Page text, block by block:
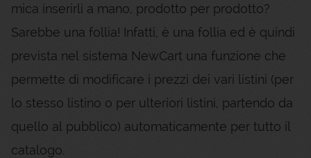
mica inserirli a mano, prodotto per prodotto?
Sarebbe una follia! Infatti, è una follia ed è quindi
prevista nel sistema NewCart una funzione che
permette di modificare i prezzi dei vari listini (per
lo stesso listino o per ulteriori listini, partendo da
quello al pubblico) automaticamente per tutto il
catalogo.